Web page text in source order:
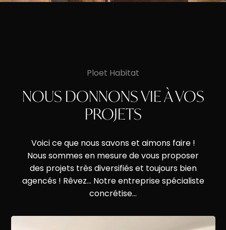
Ploet Habitat
NOUS DONNONS VIE À VOS
PROJETS
Voici ce que nous savons et aimons faire !
Nous sommes en mesure de vous proposer
des projets très diversifiés et toujours bien
agencés ! Rêvez… Notre entreprise spécialiste
concrétise…